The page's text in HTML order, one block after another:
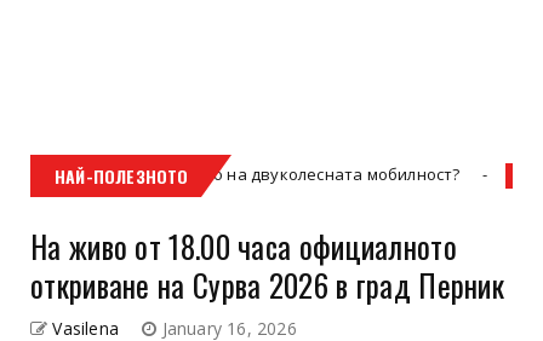
НАЙ-ПОЛЕЗНОТО
– бъдещето на двуколесната мобилност? Uncategorized
На живо от 18.00 часа официалното
откриване на Сурва 2026 в град Перник
Vasilena January 16, 2026